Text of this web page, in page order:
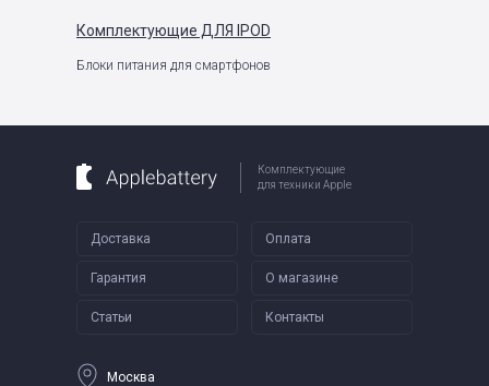
Комплектующие ДЛЯ IPOD
Блоки питания для смартфонов
Комплектующие
для техники Apple
Доставка Оплата
Гарантия О магазине
Статьи Контакты
Москва